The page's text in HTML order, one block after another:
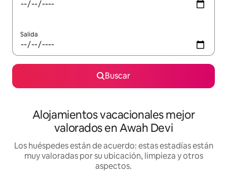
Salida
Buscar
Alojamientos vacacionales mejor
valorados en Awah Devi
Los huéspedes están de acuerdo: estas estadías están
muy valoradas por su ubicación, limpieza y otros
aspectos.